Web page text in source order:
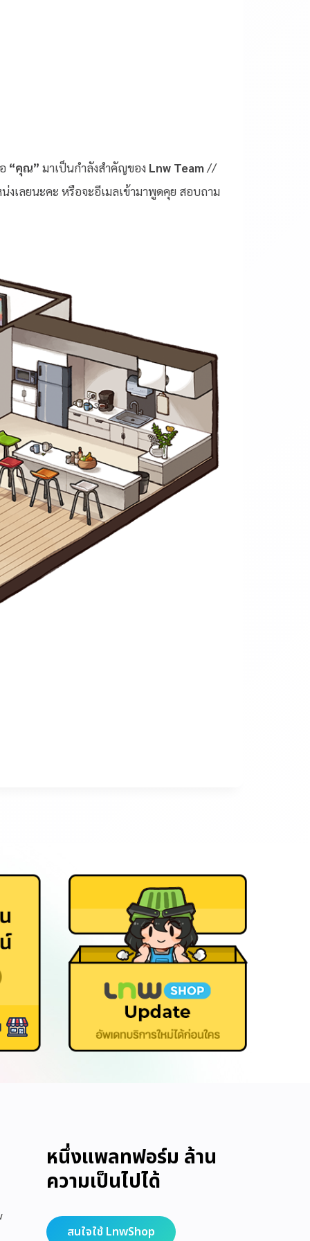
“คุณ” มาเป็นกำลังสำคัญของ Lnw Team//
เลยนะคะ หรือจะอีเมลเข้ามาพูดคุย สอบถาม
หนึ่งแพลทฟอร์ม ล้าน
ความเป็นไปได้
สนใจใช้ LnwShop